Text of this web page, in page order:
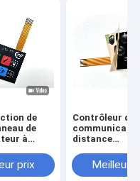
de
de
à
pour
prix
Contrôleur de
distance
membrane
Meilleur